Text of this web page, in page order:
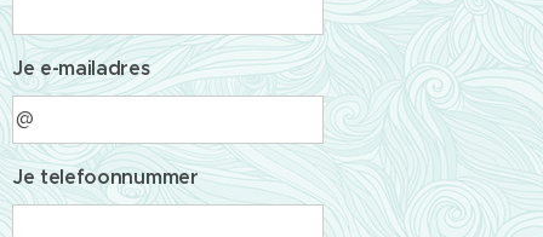
Je e-mailadres
Je telefoonnummer